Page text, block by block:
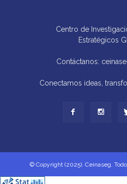
Centro de
Estratégicos
Contáctanos:
Conectamos ideas,
© Copyright (2025). Ceinaseg.